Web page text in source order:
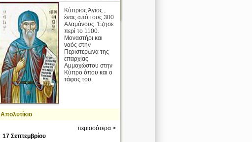
περισσότερα >
1 Φεβρουαρίου
Κύπριος Άγιος ,
ένας από τους 300
Αλαμάνους. Έζησε
περί το 1100.
Μοναστήρι και
ναός στην
Περιστερώνα της
επαρχίας
Αμμοχώστου στην
Κύπρο όπου και ο
τάφος του.
Απολυτίκιο
περισσότερα >
17 Σεπτεμβρίου